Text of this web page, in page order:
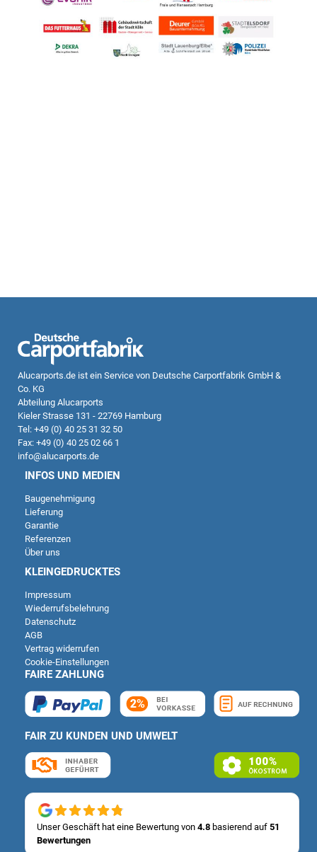
Alucarports.de ist ein Service von Deutsche Carportfabrik GmbH &
Co. KG
Abteilung Alucarports
Kieler Strasse 131 - 22769 Hamburg
Tel: +49 (0) 40 25 31 32 50
Fax: +49 (0) 40 25 02 66 1
info@alucarports.de
INFOS UND MEDIEN
Baugenehmigung
Lieferung
Garantie
Referenzen
Über uns
KLEINGEDRUCKTES
Impressum
Wiederrufsbelehrung
Datenschutz
AGB
Vertrag widerrufen
Cookie-Einstellungen
FAIRE ZAHLUNG
FAIR ZU KUNDEN UND UMWELT
Unser Geschäft hat eine Bewertung von 4.8 basierend auf 51
Bewertungen
Kundenbewertungen und Erfahrungen zu
Deutsche Carportfabrik GmbH & Co. KG
100
%
SEHR GUT